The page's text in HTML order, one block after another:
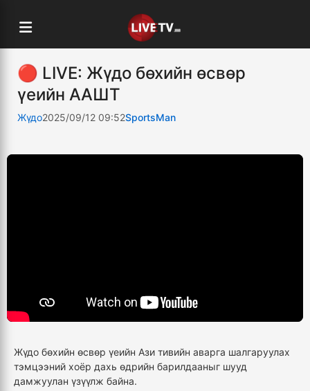
🔴 LIVE: Жүдо бөхийн өсвөр
үеийн ААШТ
Жүдо2025/09/12 09:52SportsMan
Жүдо бөхийн өсвөр үеийн Ази тивийн аварга шалгаруулах
тэмцээний хоёр дахь өдрийн барилдааныг шууд
дамжуулан үзүүлж байна.